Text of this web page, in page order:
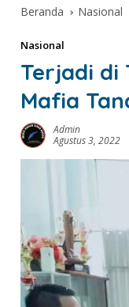
Beranda Nasional
Nasional
Terjadi di
Mafia
Admin
Agustus 3, 2022